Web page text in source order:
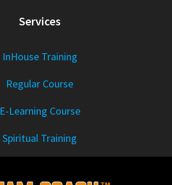
Services
InHouse Training
Regular Course
E-Learning Course
Spiritual Training